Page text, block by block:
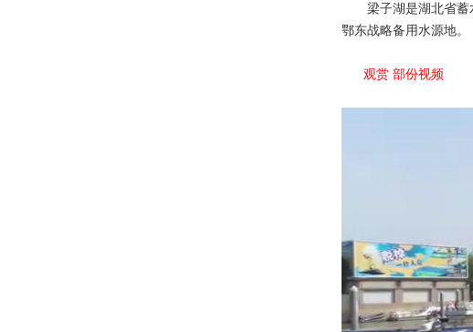
梁子湖是湖北省
鄂东战略备用水源地。
观赏 部份视频